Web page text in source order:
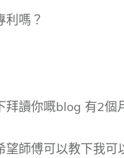
利嗎？
拜讀你嘅blog 有2個
師傅可以教下我可